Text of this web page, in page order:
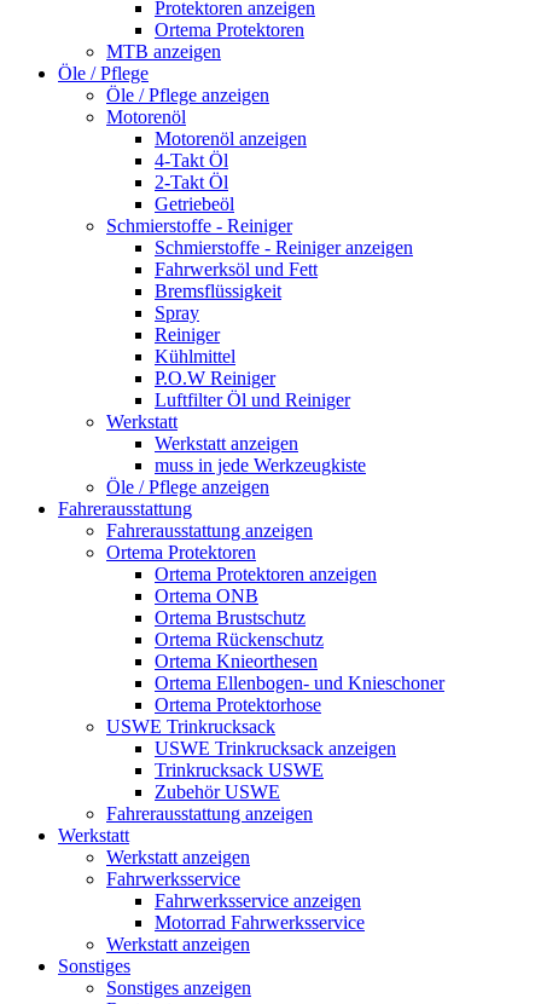
Protektoren anzeigen
Ortema Protektoren
MTB anzeigen
Öle / Pflege
Öle / Pflege anzeigen
Motorenöl
Motorenöl anzeigen
4-Takt Öl
2-Takt Öl
Getriebeöl
Schmierstoffe - Reiniger
Schmierstoffe - Reiniger anzeigen
Fahrwerksöl und Fett
Bremsflüssigkeit
Spray
Reiniger
Kühlmittel
P.O.W Reiniger
Luftfilter Öl und Reiniger
Werkstatt
Werkstatt anzeigen
muss in jede Werkzeugkiste
Öle / Pflege anzeigen
Fahrerausstattung
Fahrerausstattung anzeigen
Ortema Protektoren
Ortema Protektoren anzeigen
Ortema ONB
Ortema Brustschutz
Ortema Rückenschutz
Ortema Knieorthesen
Ortema Ellenbogen- und Knieschoner
Ortema Protektorhose
USWE Trinkrucksack
USWE Trinkrucksack anzeigen
Trinkrucksack USWE
Zubehör USWE
Fahrerausstattung anzeigen
Werkstatt
Werkstatt anzeigen
Fahrwerksservice
Fahrwerksservice anzeigen
Motorrad Fahrwerksservice
Werkstatt anzeigen
Sonstiges
Sonstiges anzeigen